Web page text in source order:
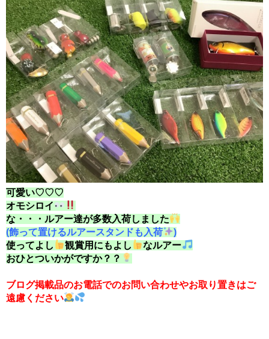
可愛い♡♡♡
オモシロイ
な・・・ルアー達が多数入荷しました
(飾って置けるルアースタンドも入荷
)
使ってよし
観賞用にもよし
なルアー
おひとついかがですか？？
ブログ掲載品のお電話でのお問い合わせやお取り置きはご
遠慮ください